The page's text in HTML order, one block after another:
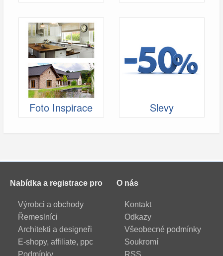
Foto Inspirace Slevy
Nabídka a registrace pro
Výrobci a obchody
Řemeslníci
Architekti a designeři
E-shopy, affiliate, ppc
O nás
Kontakt
Odkazy
Všeobecné podmínky
Soukromí